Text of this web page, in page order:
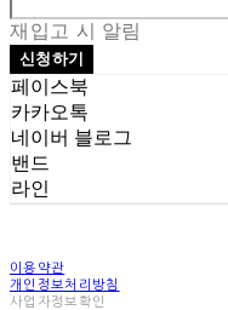
재입고 시 알림
신청하기
페이스북
카카오톡
네이버 블로그
밴드
라인
이용약관
개인정보처리방침
사업자정보확인